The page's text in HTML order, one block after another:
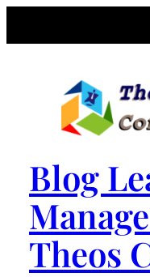
Blog
Theos